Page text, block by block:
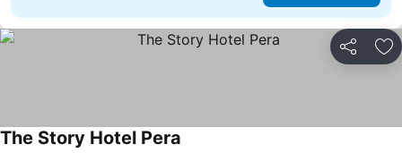
Jaa
The Story Hotel Pera